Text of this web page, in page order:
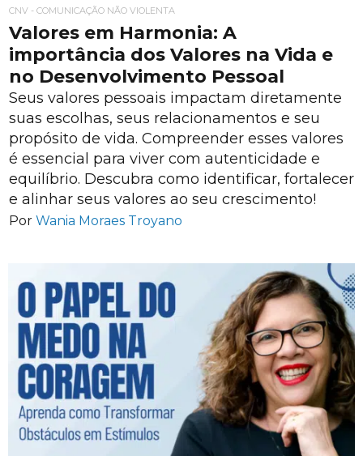
CNV - COMUNICAÇÃO NÃO VIOLENTA
Valores em Harmonia: A
importância dos Valores na Vida e
no Desenvolvimento Pessoal
Seus valores pessoais impactam diretamente
suas escolhas, seus relacionamentos e seu
propósito de vida. Compreender esses valores
é essencial para viver com autenticidade e
equilíbrio. Descubra como identificar, fortalecer
e alinhar seus valores ao seu crescimento!
Por Wania Moraes Troyano